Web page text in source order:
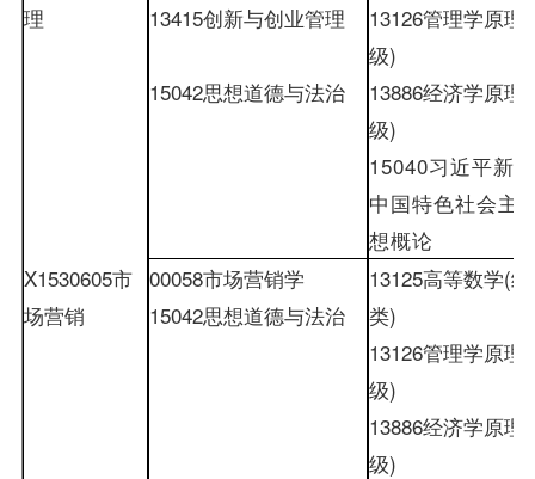
理
13415创新与创业管理 13126管理学原理
级)
15042思想道德与法治 13886经济学原理
级)
15040习近平新
中国特色社会主
想概论
X1530605市
场营销
00058市场营销学
15042思想道德与法治
13125高等数学(
类)
13126管理学原理
级)
13886经济学原理
级)